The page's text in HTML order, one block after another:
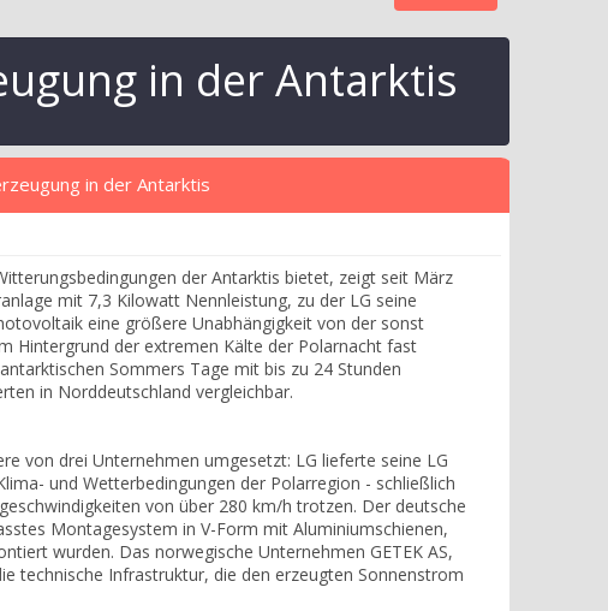
in der Antarktis
in der Antarktis
der Antarktis bietet, zeigt seit März
mit 7,3 Kilowatt Nennleistung, zu der LG seine
eine größere Unabhängigkeit von der sonst
Hintergrund der extremen Kälte der Polarnacht fast
Sommers Tage mit bis zu 24 Stunden
in Norddeutschland vergleichbar.
von drei Unternehmen umgesetzt: LG lieferte seine LG
und Wetterbedingungen der Polarregion - schließlich
von über 280 km/h trotzen. Der deutsche
Montagesystem in V-Form mit Aluminiumschienen,
wurden. Das norwegische Unternehmen GETEK AS,
technische Infrastruktur, die den erzeugten Sonnenstrom